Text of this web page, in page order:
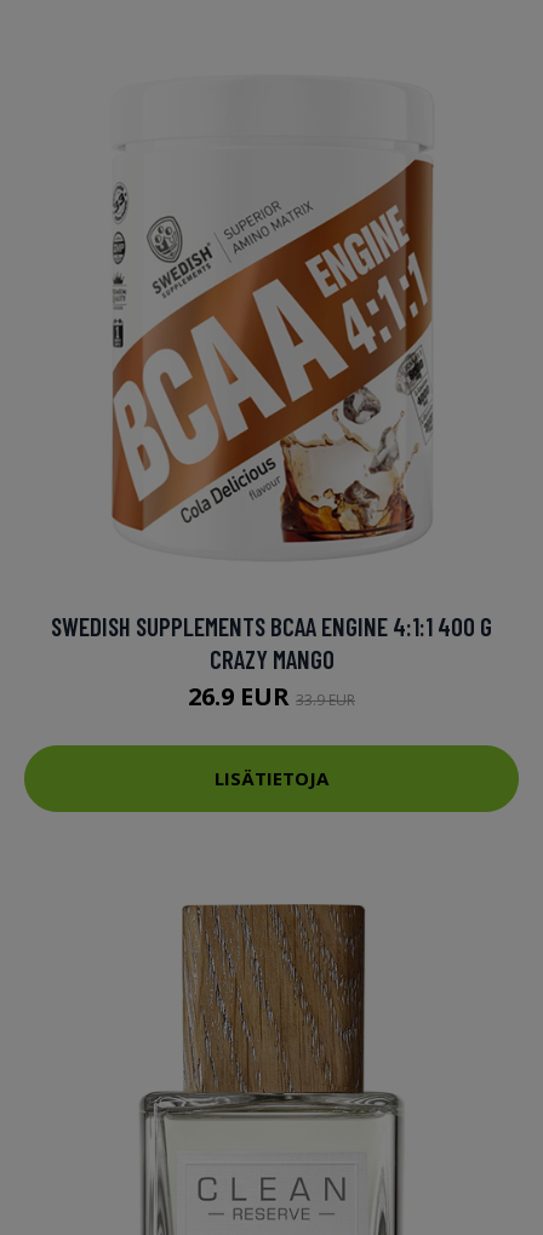
SWEDISH SUPPLEMENTS BCAA ENGINE 4:1:1 400 G
CRAZY MANGO
26.9 EUR 33.9 EUR
LISÄTIETOJA